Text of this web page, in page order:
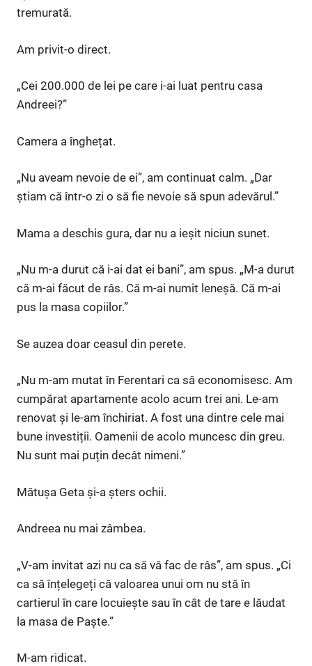
tremurată.
Am privit-o direct.
„Cei 200.000 de lei pe care i-ai luat pentru casa
Andreei?”
Camera a înghețat.
„Nu aveam nevoie de ei”, am continuat calm. „Dar
știam că într-o zi o să fie nevoie să spun adevărul.”
Mama a deschis gura, dar nu a ieșit niciun sunet.
„Nu m-a durut că i-ai dat ei bani”, am spus. „M-a durut
că m-ai făcut de râs. Că m-ai numit leneșă. Că m-ai
pus la masa copiilor.”
Se auzea doar ceasul din perete.
„Nu m-am mutat în Ferentari ca să economisesc. Am
cumpărat apartamente acolo acum trei ani. Le-am
renovat și le-am închiriat. A fost una dintre cele mai
bune investiții. Oamenii de acolo muncesc din greu.
Nu sunt mai puțin decât nimeni.”
Mătușa Geta și-a șters ochii.
Andreea nu mai zâmbea.
„V-am invitat azi nu ca să vă fac de râs”, am spus. „Ci
ca să înțelegeți că valoarea unui om nu stă în
cartierul în care locuiește sau în cât de tare e lăudat
la masa de Paște.”
M-am ridicat.